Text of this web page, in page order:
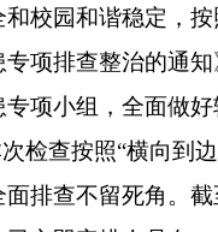
和校园和谐稳定，
专项排查整治的通
专项小组，全面做
检查按照“横向到
面排查不留死角。